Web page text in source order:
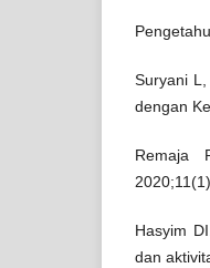
Suryani
dengan
Remaja
Hasyim
dan